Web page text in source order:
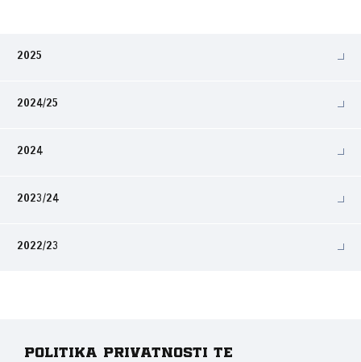
2025
2024/25
2024
2023/24
2022/23
Politika privatnosti te